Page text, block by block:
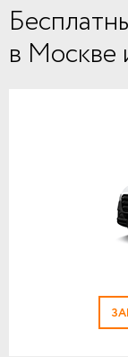
в Москве